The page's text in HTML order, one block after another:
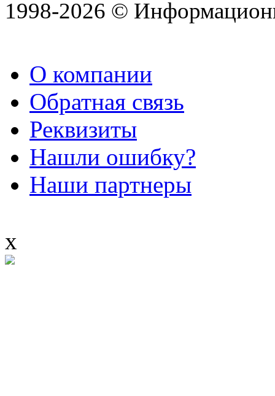
1998-2026 ©
О компании
Обратная связь
Реквизиты
Нашли ошибку?
Наши партнеры
x